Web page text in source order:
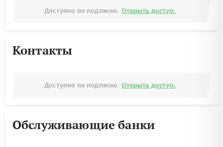
Доступно по подписке. Открыть доступ.
Контакты
Доступно по подписке. Открыть доступ.
Обслуживающие банки